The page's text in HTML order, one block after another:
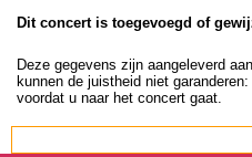
Dit concert is toegevoegd of
Deze gegevens zijn aangeleverd
kunnen de juistheid niet
voordat u naar het concert gaat.